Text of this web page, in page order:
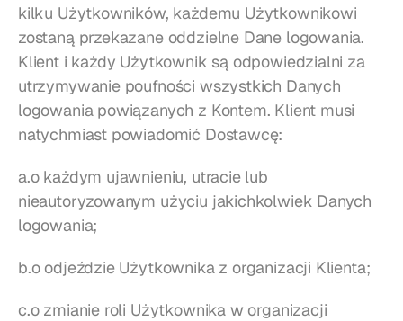
kilku Użytkowników, każdemu Użytkownikowi
zostaną przekazane oddzielne Dane logowania.
Klient i każdy Użytkownik są odpowiedzialni za
utrzymywanie poufności wszystkich Danych
logowania powiązanych z Kontem. Klient musi
natychmiast powiadomić Dostawcę:
a.o każdym ujawnieniu, utracie lub
nieautoryzowanym użyciu jakichkolwiek Danych
logowania;
b.o odjeździe Użytkownika z organizacji Klienta;
c.o zmianie roli Użytkownika w organizacji